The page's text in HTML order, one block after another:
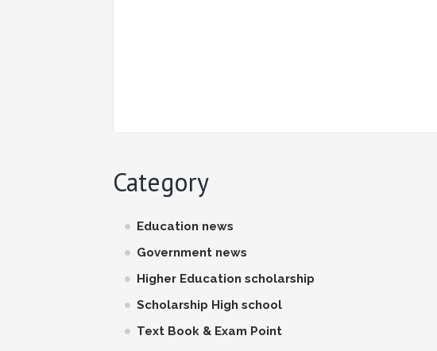
Category
Education news
Government news
Higher Education scholarship
Scholarship High school
Text Book & Exam Point